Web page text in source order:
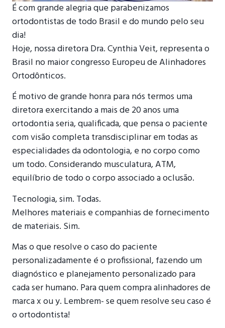
É com grande alegria que parabenizamos
ortodontistas de todo Brasil e do mundo pelo seu
dia!
Hoje, nossa diretora Dra. Cynthia Veit, representa o
Brasil no maior congresso Europeu de Alinhadores
Ortodônticos.
É motivo de grande honra para nós termos uma
diretora exercitando a mais de 20 anos uma
ortodontia seria, qualificada, que pensa o paciente
com visão completa transdisciplinar em todas as
especialidades da odontologia, e no corpo como
um todo. Considerando musculatura, ATM,
equilíbrio de todo o corpo associado a oclusão.
Tecnologia, sim. Todas.
Melhores materiais e companhias de fornecimento
de materiais. Sim.
Mas o que resolve o caso do paciente
personalizadamente é o profissional, fazendo um
diagnóstico e planejamento personalizado para
cada ser humano. Para quem compra alinhadores de
marca x ou y. Lembrem- se quem resolve seu caso é
o ortodontista!